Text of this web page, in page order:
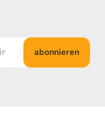
abonnieren